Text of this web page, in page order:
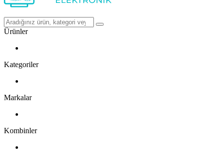
Ürünler
Kategoriler
Markalar
Kombinler